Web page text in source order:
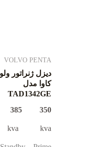
VOLVO PENTA
کاوا مدل
TAD1342GE
350 385
kva kva